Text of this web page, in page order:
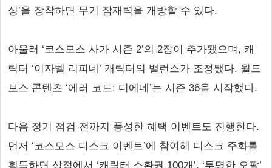
싱’을 장착하면 무기 잠재력을 개방할 수 있다.
아울러 ‘코스모스 사가 시즌 2’의 2장이 추가됐으며, 캐
릭터 ‘이자벨 리피네’ 캐릭터의 밸런스가 조정됐다. 월드
보스 콘텐츠 ‘에러 코드: 디에네’는 시즌 36을 시작했다.
다음 정기 점검 전까지 풍성한 혜택 이벤트도 진행한다.
먼저 ‘코스모스 디스크 이벤트’에 참여해 디스크 주화를
획득하면 상점에서 ‘캐릭터 소환권 100개’, ‘투명한 오팔’